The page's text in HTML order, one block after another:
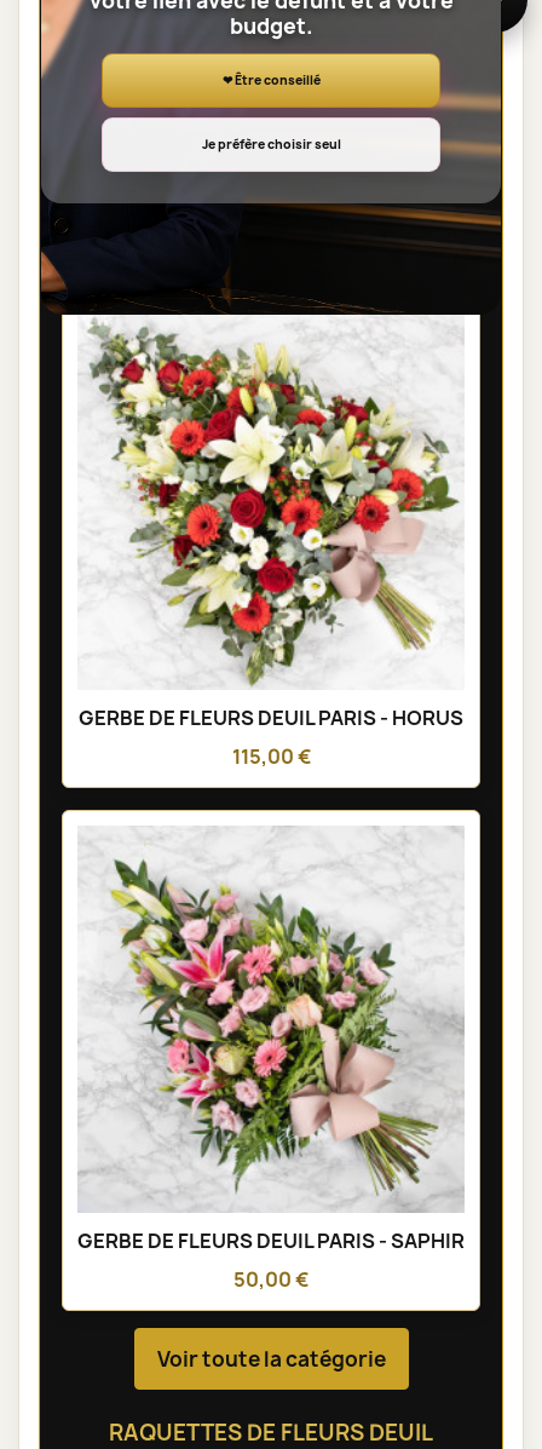
GERBE DE FLEURS DEUIL PARIS - HORUS
115,00 €
GERBE DE FLEURS DEUIL PARIS - SAPHIR
50,00 €
Voir toute la catégorie
RAQUETTES DE FLEURS DEUIL
budget.
❤ Être conseillé
Je préfère choisir seul